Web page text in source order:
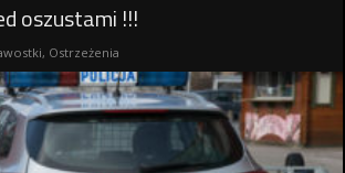
oszustami !!!
, Ostrzeżenia